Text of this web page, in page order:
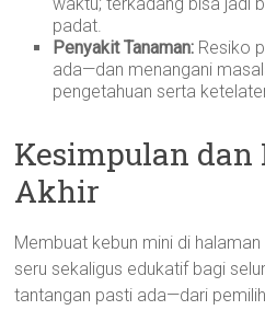
padat.
Penyakit Tanaman: Resiko
ada—dan menangani
pengetahuan serta
Kesimpulan dan
Akhir
Membuat kebun mini di
seru sekaligus edukatif bagi
tantangan pasti ada—dari